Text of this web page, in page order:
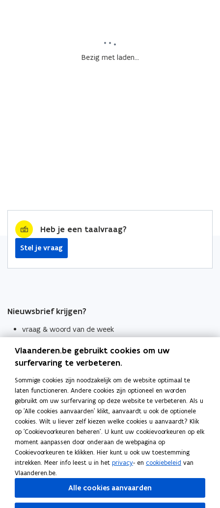
Bezig met laden...
Heb je een taalvraag?
Stel je vraag
Nieuwsbrief krijgen?
vraag & woord van de week
Schrijf je in
Thema's
Taaladviezen
Spellingregels
Tips voor duidelijke taal
Bekijk ook
Spellingtests
Boek- en webwijzer
Vlaanderen.be gebruikt cookies om uw
surfervaring te verbeteren.
Sommige cookies zijn noodzakelijk om de website optimaal te
laten functioneren. Andere cookies zijn optioneel en worden
gebruikt om uw surfervaring op deze website te verbeteren. Als u
op 'Alle cookies aanvaarden' klikt, aanvaardt u ook de optionele
cookies. Wilt u liever zelf kiezen welke cookies u aanvaardt? Klik
op 'Cookievoorkeuren beheren'. U kunt uw cookievoorkeuren op elk
moment aanpassen door onderaan de webpagina op
Cookievoorkeuren te klikken. Hier kunt u ook uw toestemming
intrekken. Meer info leest u in het privacy- en cookiebeleid van
Vlaanderen.be.
Alle cookies aanvaarden